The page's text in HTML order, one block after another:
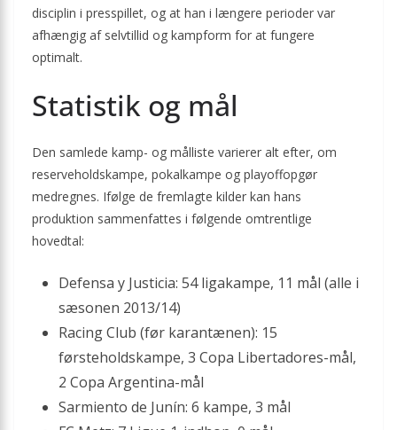
disciplin i presspillet, og at han i længere perioder var
afhængig af selvtillid og kampform for at fungere
optimalt.
Statistik og mål
Den samlede kamp- og målliste varierer alt efter, om
reserveholdskampe, pokalkampe og playoffopgør
medregnes. Ifølge de fremlagte kilder kan hans
produktion sammenfattes i følgende omtrentlige
hovedtal:
Defensa y Justicia: 54 ligakampe, 11 mål (alle i
sæsonen 2013/14)
Racing Club (før karantænen): 15
førsteholdskampe, 3 Copa Libertadores-mål,
2 Copa Argentina-mål
Sarmiento de Junín: 6 kampe, 3 mål